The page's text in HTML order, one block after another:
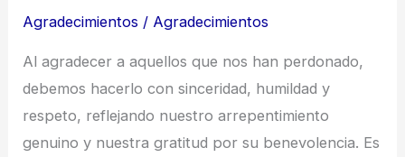
Agradecimientos / Agradecimientos
Al agradecer a aquellos que nos han perdonado,
debemos hacerlo con sinceridad, humildad y
respeto, reflejando nuestro arrepentimiento
genuino y nuestra gratitud por su benevolencia. Es